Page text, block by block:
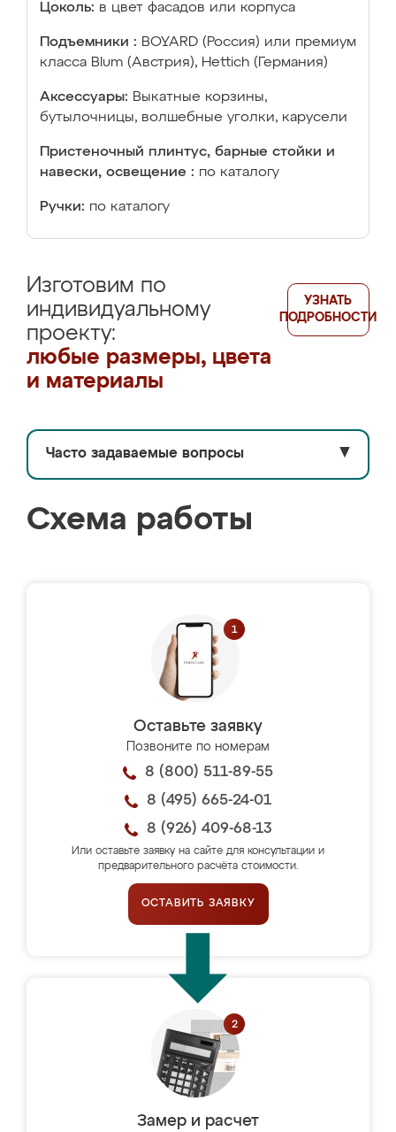
Цоколь: в цвет фасадов или корпуса
Подъемники : BOYARD (Россия) или премиум
класса Blum (Австрия), Hettich (Германия)
Аксессуары: Выкатные корзины,
бутылочницы, волшебные уголки, карусели
Пристеночный плинтус, барные стойки и
навески, освещение : по каталогу
Ручки: по каталогу
Изготовим по
индивидуальному
проекту:
любые размеры, цвета
и материалы
УЗНАТЬ
ПОДРОБНОСТИ
Часто задаваемые вопросы ▼
Схема работы
Оставьте заявку
Позвоните по номерам
8 (800) 511-89-55
8 (495) 665-24-01
8 (926) 409-68-13
Или оставьте заявку на сайте для консультации и
предварительного расчёта стоимости.
ОСТАВИТЬ ЗАЯВКУ
Замер и расчет